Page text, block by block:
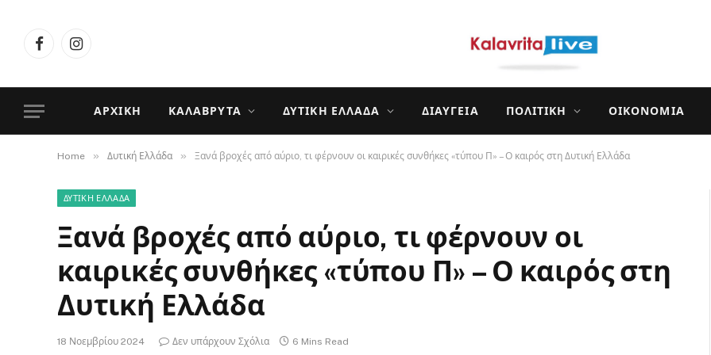
FacebookInstagram
ΑΡΧΙΚΉ ΚΑΛΆΒΡΥΤΑ ΔΥΤΙΚΉ ΕΛΛΆΔΑ ΔΙΑΎΓΕΙΑ ΠΟΛΙΤΙΚΉ ΟΙΚΟΝΟΜΊΑ
Home » Δυτική Ελλάδα » Ξανά βροχές από αύριο, τι φέρνουν οι καιρικές συνθήκες «τύπου Π» – Ο καιρός στη Δυτική Ελλάδα
ΔΥΤΙΚΉ ΕΛΛΆΔΑ
Ξανά βροχές από αύριο, τι φέρνουν οι
καιρικές συνθήκες «τύπου Π» – Ο καιρός στη
Δυτική Ελλάδα
18 Νοεμβρίου 2024 Δεν υπάρχουν Σχόλια 6 Mins Read